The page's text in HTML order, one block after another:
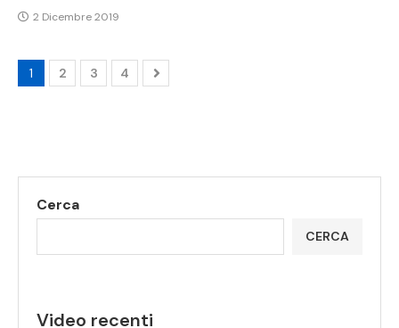
2 Dicembre 2019
1 2 3 4
Cerca
CERCA
Video recenti